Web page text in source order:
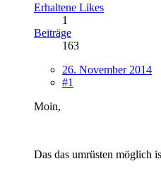
Erhaltene Likes
1
Beiträge
163
26. November 2014
#1
Moin,
Das das umrüsten möglich